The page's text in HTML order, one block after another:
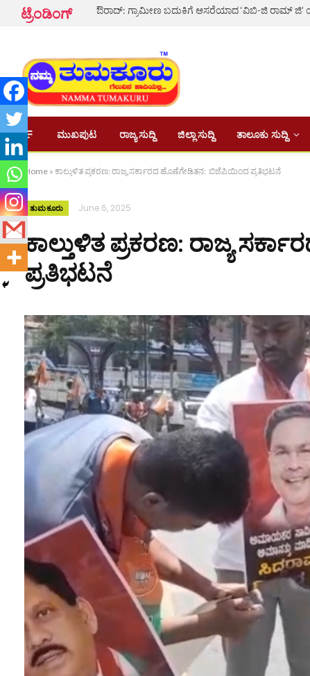
ಟ್ರೆಂಡಿಂಗ್
ಮುಖಪುಟ ರಾಜ್ಯ ಸುದ್ದಿ ಜಿಲ್ಲಾ ಸುದ್ದಿ ತಾಲೂಕು ಸುದ್ದಿ
Home » ಕಾಲ್ತುಳಿತ ಪ್ರಕರಣ: ರಾಜ್ಯ ಸರ್ಕಾರದ ಹೊಣೆಗೇಡಿತನ: ಬಿಜೆಪಿಯಿಂದ ಪ್ರತಿಭಟನೆ
ತುಮಕೂರು June 6, 2025
ಕಾಲ್ತುಳಿತ ಪ್ರಕರಣ: ರಾಜ್ಯ
ಪ್ರತಿಭಟನೆ